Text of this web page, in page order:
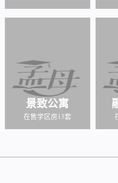
景致公寓
在售学区房13套